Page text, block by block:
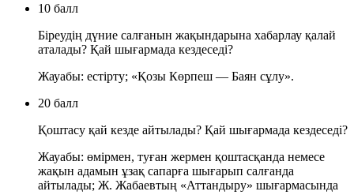
10 балл
Біреудің дүние салғанын жақындарына хабарлау қалай
аталады? Қай шығармада кездеседі?
Жауабы: естірту; «Қозы Көрпеш — Баян сұлу».
20 балл
Қоштасу қай кезде айтылады? Қай шығармада кездеседі?
Жауабы: өмірмен, туған жермен қоштасқанда немесе
жақын адамын ұзақ сапарға шығарып салғанда
айтылады; Ж. Жабаевтың «Аттандыру» шығармасында